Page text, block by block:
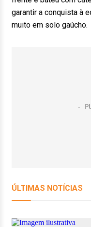
garantir a conquista à
muito em solo gaúcho.